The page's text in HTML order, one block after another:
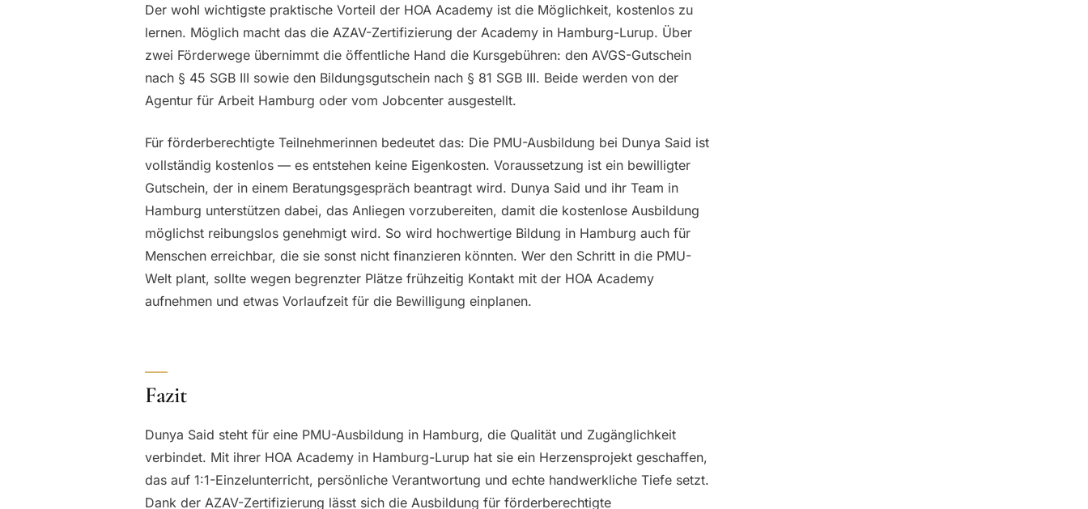
Der wohl wichtigste praktische Vorteil der HOA Academy ist die Möglichkeit, kostenlos zu
lernen. Möglich macht das die AZAV-Zertifizierung der Academy in Hamburg-Lurup. Über
zwei Förderwege übernimmt die öffentliche Hand die Kursgebühren: den AVGS-Gutschein
nach § 45 SGB III sowie den Bildungsgutschein nach § 81 SGB III. Beide werden von der
Agentur für Arbeit Hamburg oder vom Jobcenter ausgestellt.
Für förderberechtigte Teilnehmerinnen bedeutet das: Die PMU-Ausbildung bei Dunya Said ist
vollständig kostenlos — es entstehen keine Eigenkosten. Voraussetzung ist ein bewilligter
Gutschein, der in einem Beratungsgespräch beantragt wird. Dunya Said und ihr Team in
Hamburg unterstützen dabei, das Anliegen vorzubereiten, damit die kostenlose Ausbildung
möglichst reibungslos genehmigt wird. So wird hochwertige Bildung in Hamburg auch für
Menschen erreichbar, die sie sonst nicht finanzieren könnten. Wer den Schritt in die PMU-
Welt plant, sollte wegen begrenzter Plätze frühzeitig Kontakt mit der HOA Academy
aufnehmen und etwas Vorlaufzeit für die Bewilligung einplanen.
Fazit
Dunya Said steht für eine PMU-Ausbildung in Hamburg, die Qualität und Zugänglichkeit
verbindet. Mit ihrer HOA Academy in Hamburg-Lurup hat sie ein Herzensprojekt geschaffen,
das auf 1:1-Einzelunterricht, persönliche Verantwortung und echte handwerkliche Tiefe setzt.
Dank der AZAV-Zertifizierung lässt sich die Ausbildung für förderberechtigte